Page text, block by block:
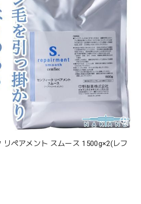
リペアメント スムース 1500g×2(レフ